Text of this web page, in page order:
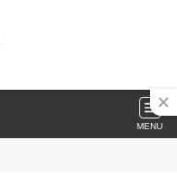
MENU